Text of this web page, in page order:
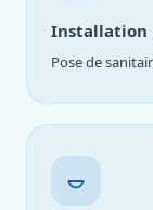
Installation
Pose de